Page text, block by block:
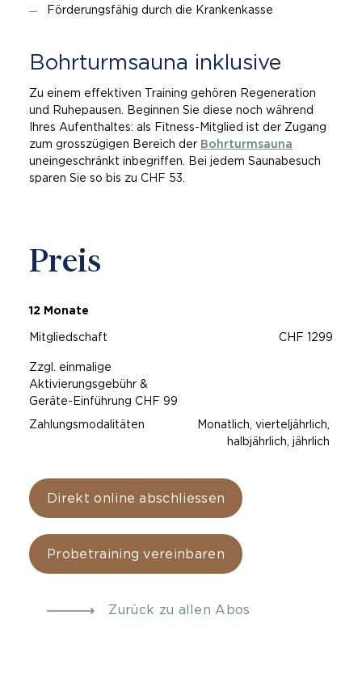
Förderungsfähig durch die Krankenkasse
Bohr­turm­sau­na in­klu­si­ve
Zu einem effektiven Training gehören Regeneration
und Ruhepausen. Beginnen Sie diese noch während
Ihres Aufenthaltes: als Fitness-Mitglied ist der Zugang
zum grosszügigen Bereich der Bohrturmsauna
uneingeschränkt inbegriffen. Bei jedem Saunabesuch
sparen Sie so bis zu CHF 53.
Preis
12 Monate
Mitgliedschaft CHF 1299
Zzgl. einmalige
Aktivierungsgebühr &
Geräte-Einführung CHF 99
Zahlungsmodalitäten
Monatlich, vierteljährlich,
halbjährlich, jährlich
Direkt online abschliessen
Probetraining vereinbaren
Zurück zu allen Abos